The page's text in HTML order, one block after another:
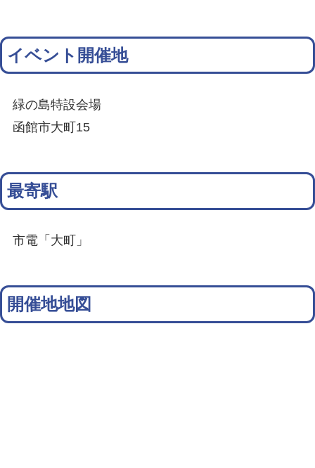
イベント開催地
緑の島特設会場
函館市大町15
最寄駅
市電「大町」
開催地地図